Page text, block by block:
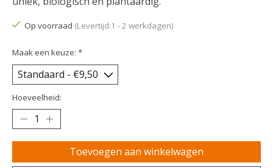
Op voorraad (Levertijd:1 - 2 werkdagen)
Maak een keuze: *
Hoeveelheid:
Toevoegen aan winkelwagen